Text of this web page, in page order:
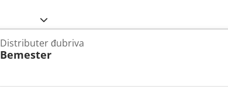
Distributer đubriva
Bemester